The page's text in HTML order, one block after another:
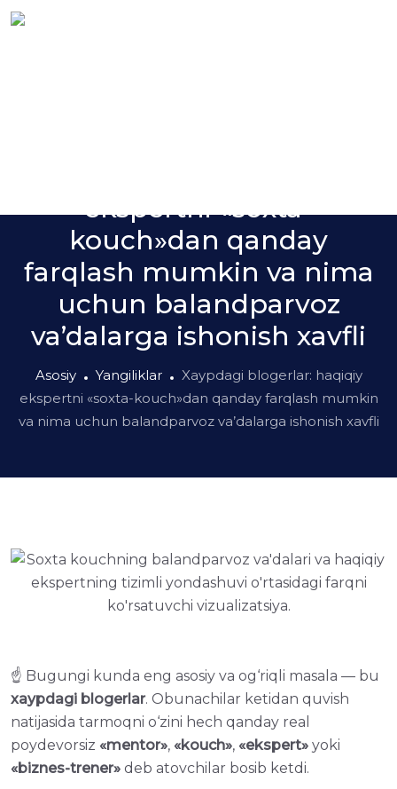
ekspertni «soxta-
kouch»dan qanday
farqlash mumkin va nima
uchun balandparvoz
va’dalarga ishonish xavfli
Asosiy Yangiliklar
Xaypdagi blogerlar: haqiqiy
ekspertni «soxta-kouch»dan qanday farqlash mumkin
va nima uchun balandparvoz va’dalarga ishonish xavfli
☝️ Bugungi kunda eng asosiy va og‘riqli masala — bu
xaypdagi blogerlar. Obunachilar ketidan quvish
natijasida tarmoqni o‘zini hech qanday real
poydevorsiz «mentor», «kouch», «ekspert» yoki
«biznes-trener» deb atovchilar bosib ketdi.